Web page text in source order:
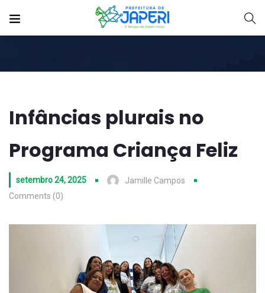
Infâncias plurais no
Programa Criança Feliz
setembro 24, 2025
Jamille Campos
Comments (0)